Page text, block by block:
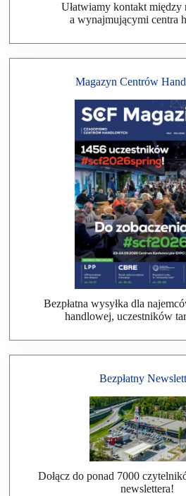
Ułatwiamy kontakt między
a wynajmującymi centra
Magazyn Centrów
Bezpłatna wysyłka dla
handlowej, uczestników
Bezpłatny
Dołącz do ponad 7000
newslettera!